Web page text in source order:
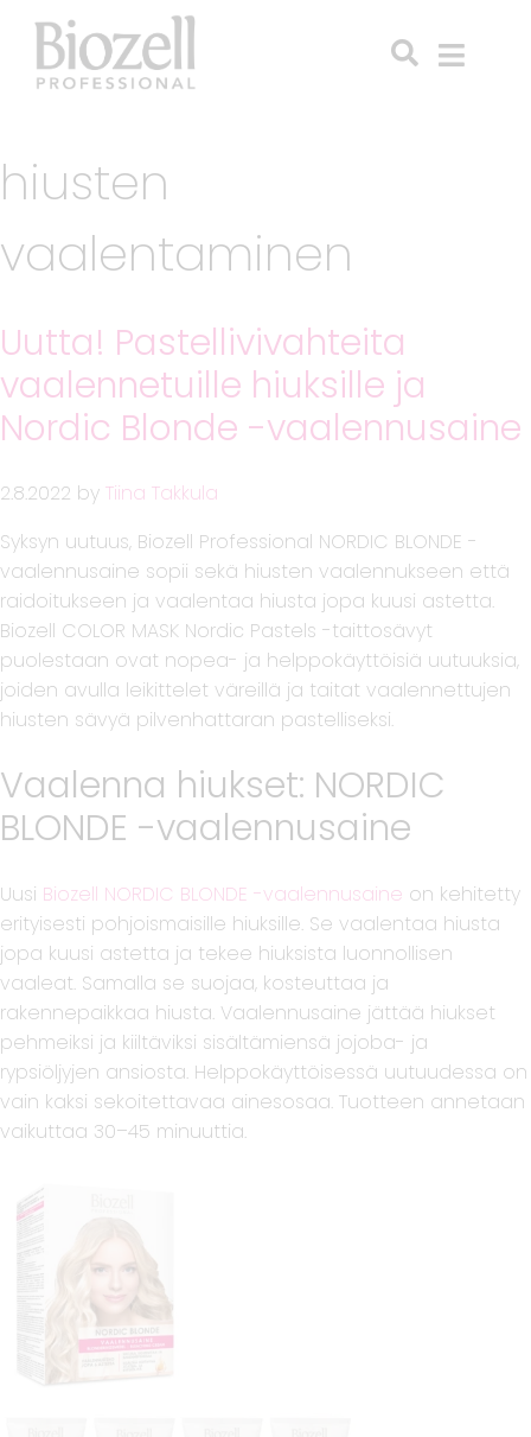
hiusten
vaalentaminen
Uutta! Pastellivivahteita
vaalennetuille hiuksille ja
Nordic Blonde -vaalennusaine
2.8.2022 by Tiina Takkula
Syksyn uutuus, Biozell Professional NORDIC BLONDE -
vaalennusaine sopii sekä hiusten vaalennukseen että
raidoitukseen ja vaalentaa hiusta jopa kuusi astetta.
Biozell COLOR MASK Nordic Pastels -taittosävyt
puolestaan ovat nopea- ja helppokäyttöisiä uutuuksia,
joiden avulla leikittelet väreillä ja taitat vaalennettujen
hiusten sävyä pilvenhattaran pastelliseksi.
Vaalenna hiukset: NORDIC
BLONDE -vaalennusaine
Uusi Biozell NORDIC BLONDE -vaalennusaine on kehitetty
erityisesti pohjoismaisille hiuksille. Se vaalentaa hiusta
jopa kuusi astetta ja tekee hiuksista luonnollisen
vaaleat. Samalla se suojaa, kosteuttaa ja
rakennepaikkaa hiusta. Vaalennusaine jättää hiukset
pehmeiksi ja kiiltäviksi sisältämiensä jojoba- ja
rypsiöljyjen ansiosta. Helppokäyttöisessä uutuudessa on
vain kaksi sekoitettavaa ainesosaa. Tuotteen annetaan
vaikuttaa 30–45 minuuttia.